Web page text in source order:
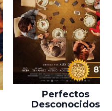
81%
Perfectos
Desconocidos